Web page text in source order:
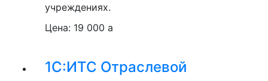
учреждениях.
Цена: 19 000 a
1С:ИТС Отраслевой